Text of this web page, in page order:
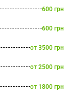
600 грн
600 грн
от 3500 грн
от 2500 грн
от 1800 грн